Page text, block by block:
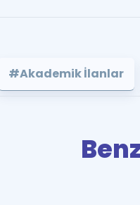
#Akademik İlanlar